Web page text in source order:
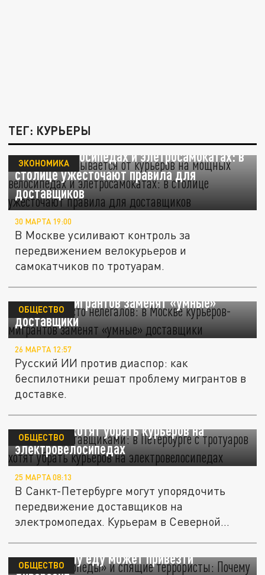
ТЕГ: КУРЬЕРЫ
Москва отказывается от курьеров на
мощных велосипедах и элетросамокатах: в
столице ужесточают правила для
доставщиков
ЭКОНОМИКА
30 МАРТА 19:00
В Москве усиливают контроль за
передвижением велокурьеров и
самокатчиков по тротуарам.
Роботы вместо нелегалов: в Москве
курьеров-мигрантов заменят «умные»
доставщики
ОБЩЕСТВО
26 МАРТА 12:57
Русский ИИ против диаспор: как
беспилотники решат проблему мигрантов в
доставке.
Битва с доставщиками: в Петербурге с
тротуаров хотят убрать курьеров на
электровелосипедах
ОБЩЕСТВО
25 МАРТА 08:13
В Санкт-Петербурге могут упорядочить
передвижение доставщиков на
электромопедах. Курьерам в Северной
«Джихад-мопеды» и спящие террористы:
Почему вашу еду может привезти
ОБЩЕСТВО